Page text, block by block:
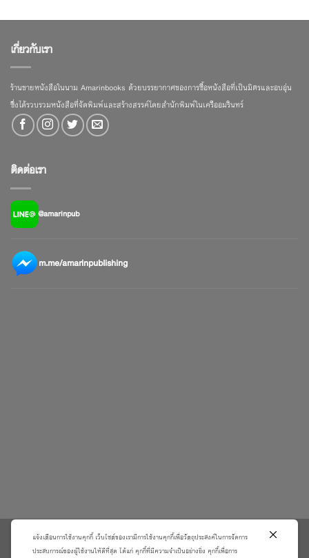
เกี่ยวกับเรา
ร้านขายหนังสือในนาม Amarinbooks ด้วยบรรยากาศของการซื้อหนังสือที่เป็นมิตรและอบอุ่น
ซึ่งได้รวบรวมหนังสือที่จัดพิมพ์และสร้างสรรค์โดยสำนักพิมพ์ในเครืออมรินทร์
ติดต่อเรา
@amarinpub
m.me/amarinpublishing
\
แจ้งเตือนการใช้งานคุกกี้ เว็บไซต์ของเรามีการใช้งานคุกกี้เพื่อวัตถุประสงค์ในการจัดการ
ประสบการณ์ของผู้ใช้งานให้ดีที่สุด ได้แก่ คุกกี้ที่มีความจำเป็นอย่างยิ่ง คุกกี้เพื่อการ